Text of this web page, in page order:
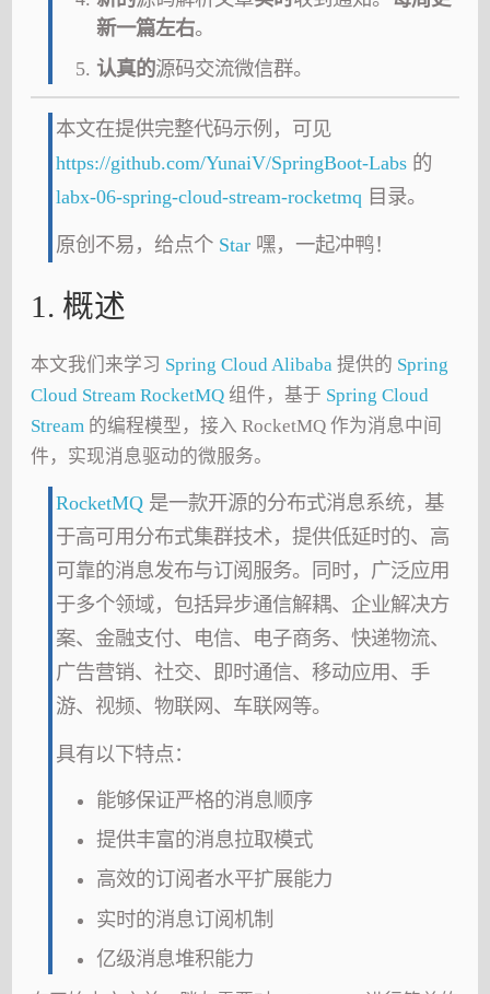
新一篇左右。
认真的源码交流微信群。
本文在提供完整代码示例，可见
https://github.com/YunaiV/SpringBoot-Labs 的
labx-06-spring-cloud-stream-rocketmq 目录。
原创不易，给点个 Star 嘿，一起冲鸭！
1. 概述
本文我们来学习 Spring Cloud Alibaba 提供的 Spring
Cloud Stream RocketMQ 组件，基于 Spring Cloud
Stream 的编程模型，接入 RocketMQ 作为消息中间
件，实现消息驱动的微服务。
RocketMQ 是一款开源的分布式消息系统，基
于高可用分布式集群技术，提供低延时的、高
可靠的消息发布与订阅服务。同时，广泛应用
于多个领域，包括异步通信解耦、企业解决方
案、金融支付、电信、电子商务、快递物流、
广告营销、社交、即时通信、移动应用、手
游、视频、物联网、车联网等。
具有以下特点：
能够保证严格的消息顺序
提供丰富的消息拉取模式
高效的订阅者水平扩展能力
实时的消息订阅机制
亿级消息堆积能力